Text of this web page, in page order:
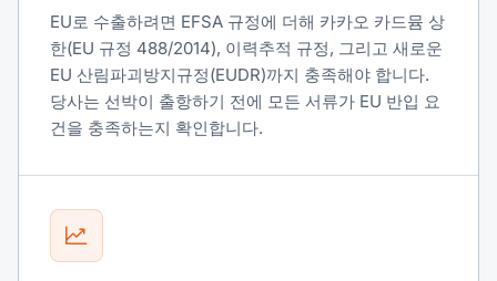
EU로 수출하려면 EFSA 규정에 더해 카카오 카드뮴 상
한(EU 규정 488/2014), 이력추적 규정, 그리고 새로운
EU 산림파괴방지규정(EUDR)까지 충족해야 합니다.
당사는 선박이 출항하기 전에 모든 서류가 EU 반입 요
건을 충족하는지 확인합니다.